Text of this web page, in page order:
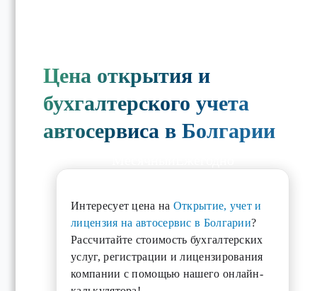
Цена открытия и
бухгалтерского учета
автосервиса в Болгарии
Интересует цена на Открытие, учет и
лицензия на автосервис в Болгарии?
Рассчитайте стоимость бухгалтерских
услуг, регистрации и лицензирования
компании с помощью нашего онлайн-